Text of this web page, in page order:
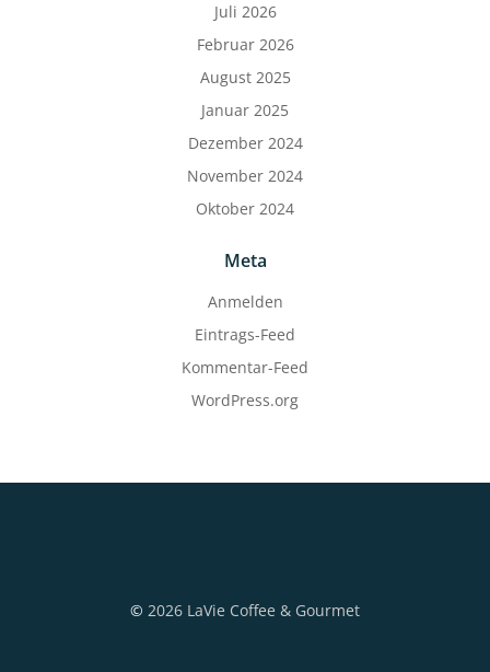
Juli 2026
Februar 2026
August 2025
Januar 2025
Dezember 2024
November 2024
Oktober 2024
Meta
Anmelden
Eintrags-Feed
Kommentar-Feed
WordPress.org
© 2026 LaVie Coffee & Gourmet